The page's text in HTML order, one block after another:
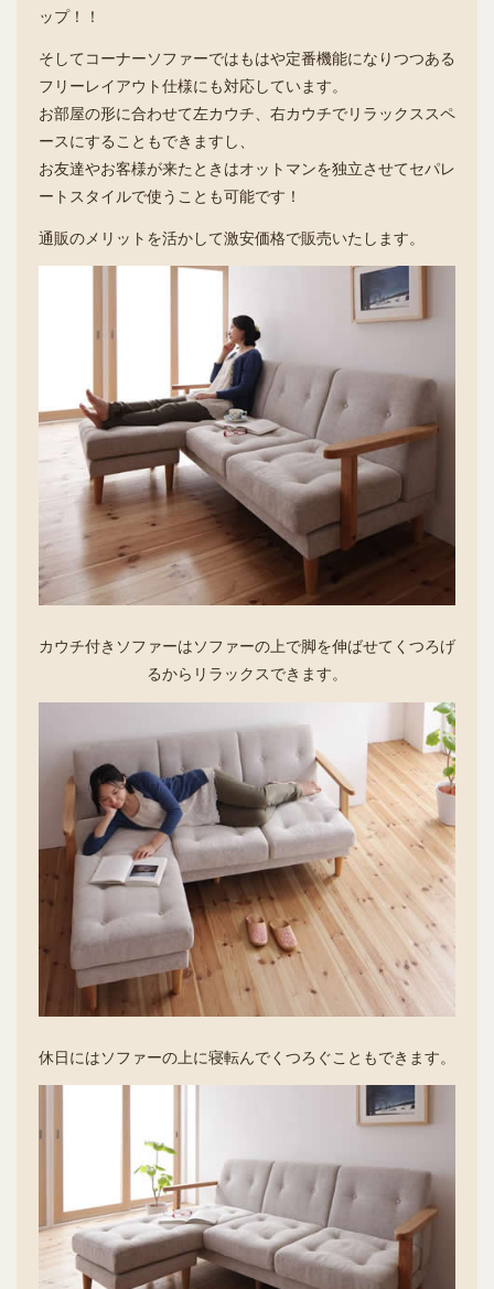
ップ！！
そしてコーナーソファーではもはや定番機能になりつつある
フリーレイアウト仕様にも対応しています。
お部屋の形に合わせて左カウチ、右カウチでリラックススペ
ースにすることもできますし、
お友達やお客様が来たときはオットマンを独立させてセパレ
ートスタイルで使うことも可能です！
通販のメリットを活かして激安価格で販売いたします。
カウチ付きソファーはソファーの上で脚を伸ばせてくつろげ
るからリラックスできます。
休日にはソファーの上に寝転んでくつろぐこともできます。